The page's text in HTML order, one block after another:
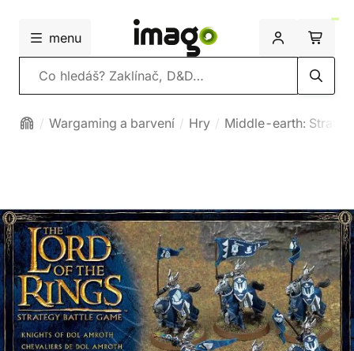
menu
Vyhledávání
Wargaming a barvení Hry Middle-earth: